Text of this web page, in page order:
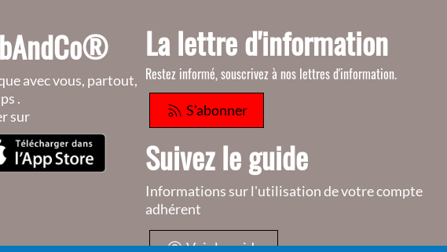
avec vous, partout,
.
sur
La lettre d'information
Restez informé, souscrivez à nos lettres d'information.
S'abonner
Suivez le guide
Informations sur l'utilisation de votre compte
adhérent
Voir le guide